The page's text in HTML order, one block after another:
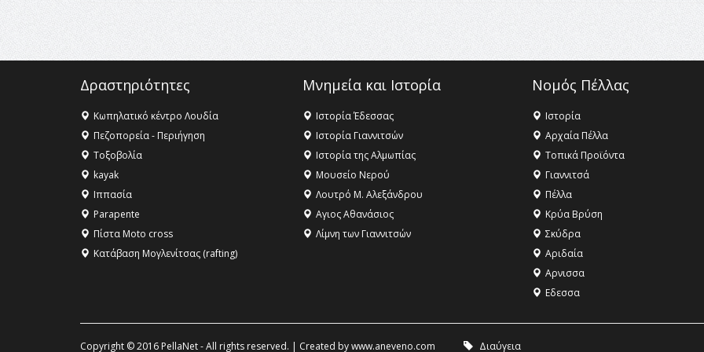
Δραστηριότητες
Κωπηλατικό κέντρο Λουδία
Πεζοπορεία - Περιήγηση
Τοξοβολία
kayak
Ιππασία
Parapente
Πίστα Moto cross
Κατάβαση Μογλενίτσας (rafting)
Μνημεία και Ιστορία
Ιστορία Έδεσσας
Ιστορία Γιαννιτσών
Ιστορία της Αλμωπίας
Μουσείο Νερού
Λουτρό Μ. Αλεξάνδρου
Αγιος Αθανάσιος
Λίμνη των Γιαννιτσών
Νομός Πέλλας
Ιστορία
Αρχαία Πέλλα
Τοπικά Προϊόντα
Γιαννιτσά
Πέλλα
Κρύα Βρύση
Σκύδρα
Αριδαία
Aρνισσα
Eδεσσα
Copyright © 2016 PellaNet - All rights reserved. | Created bywww.aneveno.com Διαύγεια